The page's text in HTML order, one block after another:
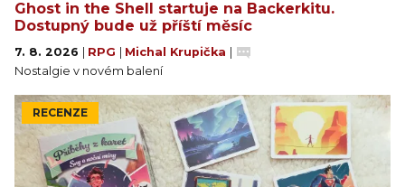
Ghost in the Shell startuje na Backerkitu.
Dostupný bude už příští měsíc
7. 8. 2026 RPG Michal Krupička
Nostalgie v novém balení
RECENZE